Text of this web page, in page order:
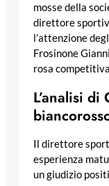
mosse della
direttore
l’attenzione
Frosinone
rosa
L’analisi
Il direttore
esperienza
un giudizio